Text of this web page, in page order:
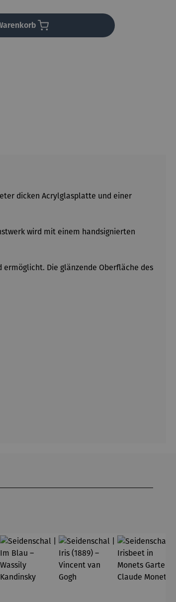
dicken Acrylglasplatte und einer
wird mit einem handsignierten
Die glänzende Oberfläche des